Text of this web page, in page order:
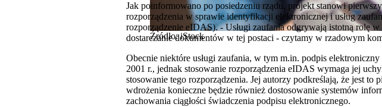
Źródło: iStock
Jak poinformowano po posiedzeniu rządu, projekt stanowi
rozporządzenia w sprawie identyfikacji elektronicznej i usług
rozporządzenie eIDAS). - Usługi zaufania odgrywają istotną rolę
dostarczanie dokumentów w tej postaci - czytamy w rzadowym
Obecnie niektóre usługi zaufania, w tym m.in. podpis
2001 r., jednak stosowanie rozporządzenia eIDAS wymaga jej
stosowanie tego rozporządzenia. Jej autorzy podkreślają, że jest
wdrożenia konieczne będzie również dostosowanie systemów
zachowania ciągłości świadczenia podpisu elektronicznego.